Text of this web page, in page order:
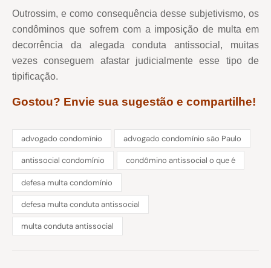
Outrossim, e como consequência desse subjetivismo, os
condôminos que sofrem com a imposição de multa em
decorrência da alegada conduta antissocial, muitas
vezes conseguem afastar judicialmente esse tipo de
tipificação.
Gostou? Envie sua sugestão e compartilhe!
advogado condomínio advogado condomínio são Paulo
antissocial condomínio condômino antissocial o que é
defesa multa condomínio
defesa multa conduta antissocial
multa conduta antissocial